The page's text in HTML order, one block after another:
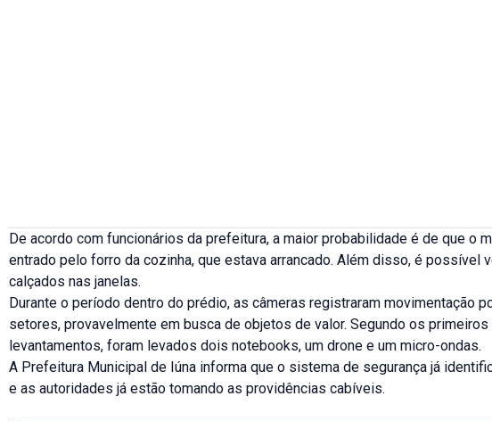
De acordo com funcionários da prefeitura, a maior probabilidade é de que o
entrado pelo forro da cozinha, que estava arrancado. Além disso, é possível
calçados nas janelas.
Durante o período dentro do prédio, as câmeras registraram movimentação
setores, provavelmente em busca de objetos de valor. Segundo os primeiros
levantamentos, foram levados dois notebooks, um drone e um micro-ondas.
A Prefeitura Municipal de Iúna informa que o sistema de segurança já
e as autoridades já estão tomando as providências cabíveis.